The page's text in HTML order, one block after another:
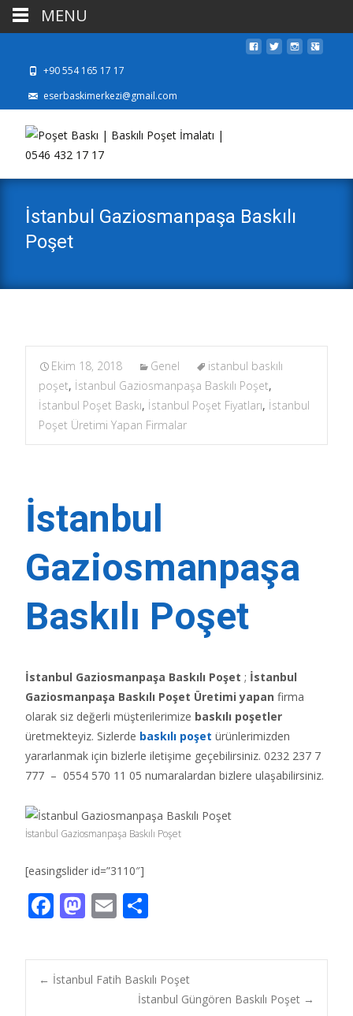
+90 554 165 17 17
eserbaskimerkezi@gmail.com
İstanbul Gaziosmanpaşa Baskılı
Poşet
Ekim 18, 2018 Genel
istanbul baskılı
poşet, İstanbul Gaziosmanpaşa Baskılı Poşet,
İstanbul Poşet Baskı, İstanbul Poşet Fiyatları, İstanbul
Poşet Üretimi Yapan Firmalar
İstanbul
Gaziosmanpaşa
Baskılı Poşet
İstanbul Gaziosmanpaşa Baskılı Poşet ; İstanbul
Gaziosmanpaşa Baskılı Poşet Üretimi yapan firma
olarak siz değerli müşterilerimize baskılı poşetler
üretmekteyiz. Sizlerde baskılı poşet ürünlerimizden
yararlanmak için bizlerle iletişime geçebilirsiniz. 0232 237 7
777 – 0554 570 11 05 numaralardan bizlere ulaşabilirsiniz.
İstanbul Gaziosmanpaşa Baskılı Poşet
[easingslider id=”3110″]
F
e
b
M
to
d
E
ai
l
ar
e
Post
← İstanbul Fatih Baskılı Poşet
İstanbul Güngören Baskılı Poşet →
MENU